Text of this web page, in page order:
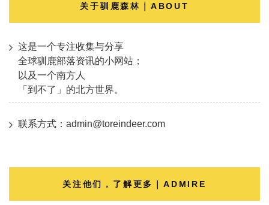
关于驯鹿森林｜ABOUT
这是一个专注收集与分享
全球驯鹿部落资讯的小网站；
以及一个南方人
「到不了」的北方世界。
联系方式：admin@toreindeer.com
关注他们，了解更多｜ADMIRE